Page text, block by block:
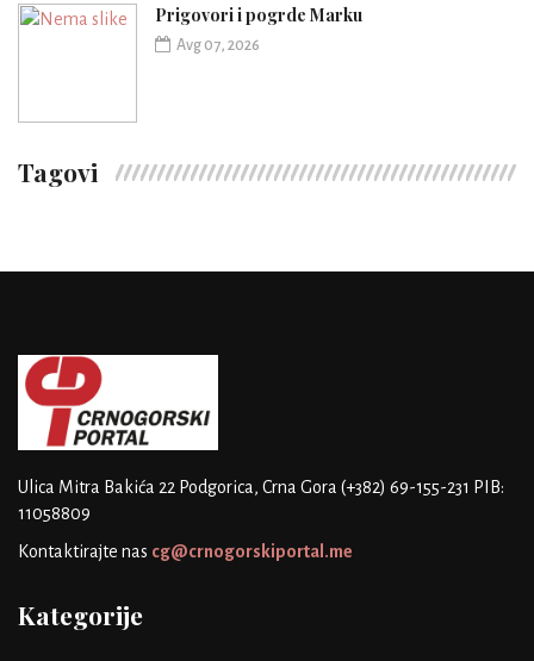
Prigovori i pogrde Marku
Avg 07, 2026
Tagovi
Ulica Mitra Bakića 22 Podgorica, Crna Gora (+382) 69-155-231 PIB:
11058809
Kontaktirajte nas cg@crnogorskiportal.me
Kategorije